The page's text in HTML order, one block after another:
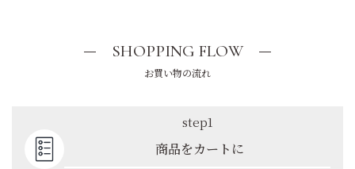
SHOPPING FLOW
お買い物の流れ
step1
商品をカートに